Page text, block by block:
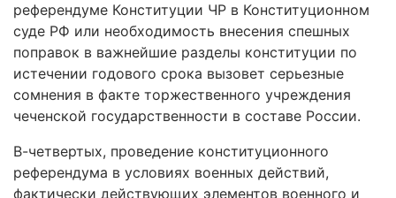
референдуме Конституции ЧР в Конституционном
суде РФ или необходимость внесения спешных
поправок в важнейшие разделы конституции по
истечении годового срока вызовет серьезные
сомнения в факте торжественного учреждения
чеченской государственности в составе России.
В-четвертых, проведение конституционного
референдума в условиях военных действий,
фактически действующих элементов военного и